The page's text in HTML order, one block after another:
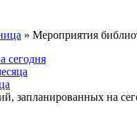
» Мероприятия
сегодня
запланированных на